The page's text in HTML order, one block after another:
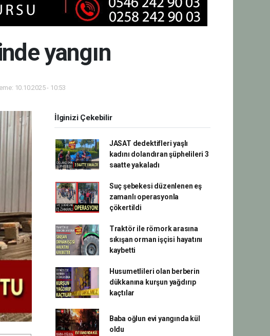
yangın
10.10.2025 - 10:53
İlginizi Çekebilir
JASAT dedektifleri yaşlı
kadını dolandıran şüphelileri 3
saatte yakaladı
Suç şebekesi düzenlenen eş
zamanlı operasyonla
çökertildi
Traktör ile römork arasına
sıkışan orman işçisi hayatını
kaybetti
Husumetlileri olan berberin
dükkanına kurşun yağdırıp
kaçtılar
Baba oğlun evi yangında kül
oldu